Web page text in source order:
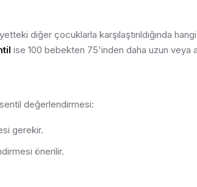
diğer çocuklarla karşılaştırıldığında
ise 100 bebekten 75'inden daha uzun veya
değerlendirmesi:
gerekir.
önerilir.